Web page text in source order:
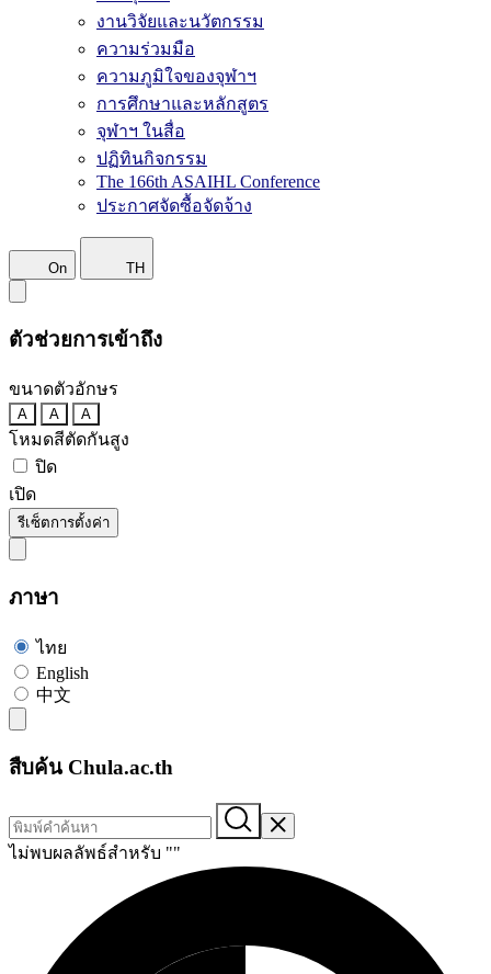
งานวิจัยและนวัตกรรม
ความร่วมมือ
ความภูมิใจของจุฬาฯ
การศึกษาและหลักสูตร
จุฬาฯ ในสื่อ
ปฏิทินกิจกรรม
The 166th ASAIHL Conference
ประกาศจัดซื้อจัดจ้าง
On TH
ตัวช่วยการเข้าถึง
ขนาดตัวอักษร
A A A
โหมดสีตัดกันสูง
ปิด
เปิด
รีเซ็ตการตั้งค่า
ภาษา
ไทย
English
中文
สืบค้น Chula.ac.th
ไม่พบผลลัพธ์สำหรับ ""